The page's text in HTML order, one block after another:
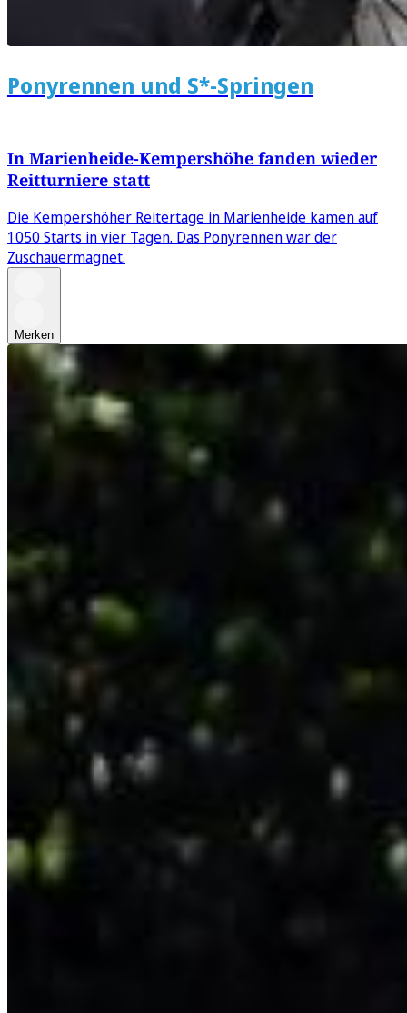
Ponyrennen und S*-Springen
In Marienheide-Kempershöhe fanden wieder
Reitturniere statt
Die Kempershöher Reitertage in Marienheide kamen auf
1050 Starts in vier Tagen. Das Ponyrennen war der
Zuschauermagnet.
Merken